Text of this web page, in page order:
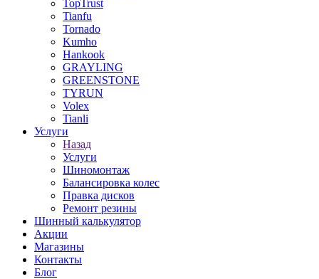
TopTrust
Tianfu
Tornado
Kumho
Hankook
GRAYLING
GREENSTONE
TYRUN
Volex
Tianli
Услуги
Назад
Услуги
Шиномонтаж
Балансировка колес
Правка дисков
Ремонт резины
Шинный калькулятор
Акции
Магазины
Контакты
Блог